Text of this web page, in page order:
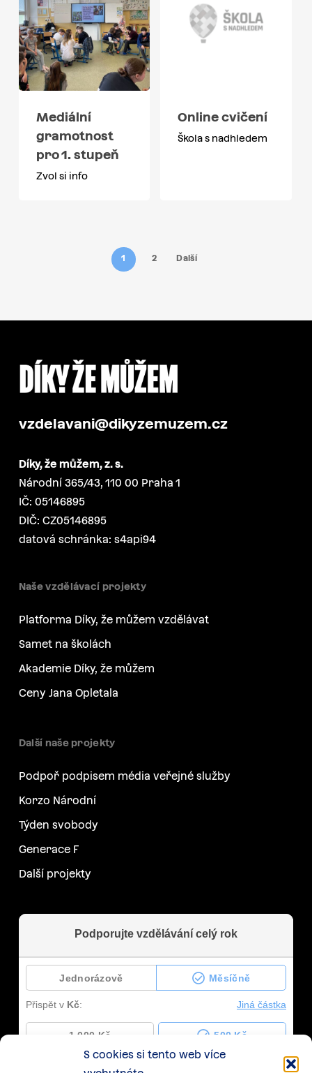
S cookies si tento web více
Mediální
gramotnost
pro 1. stupeň
Zvol si info
Online cvičení
Škola s nadhledem
1 2 Další
vzdelavani@dikyzemuzem.cz
Díky, že můžem, z. s.
Národní 365/43, 110 00 Praha 1
IČ: 05146895
DIČ: CZ05146895
datová schránka: s4api94
Naše vzdělávací projekty
Platforma Díky, že můžem vzdělávat
Samet na školách
Akademie Díky, že můžem
Ceny Jana Opletala
Další naše projekty
Podpoř podpisem média veřejné služby
Korzo Národní
Týden svobody
Generace F
Další projekty